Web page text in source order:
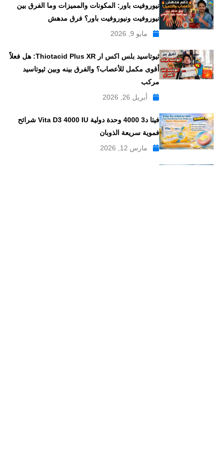
نيوروفيت باور: المكونات والمميزات وما الفرق بين
نيوروفيت ونيوروفيت باور؟ فرق مدهش
مايو 9, 2026
ثيوتاسيد بلس اكس ار Thiotacid Plus XR: هل فعلاً
أقوى مكمل للأعصاب؟ والفرق بينه وبين ثيوتاسيد
مركب
أبريل 26, 2026
فيتا د3 4000 وحدة دولية Vita D3 4000 IU شرائح
فموية سريعة الذوبان
مارس 12, 2026